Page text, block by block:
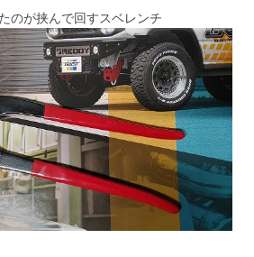
のが挟んで回すスベレンチ